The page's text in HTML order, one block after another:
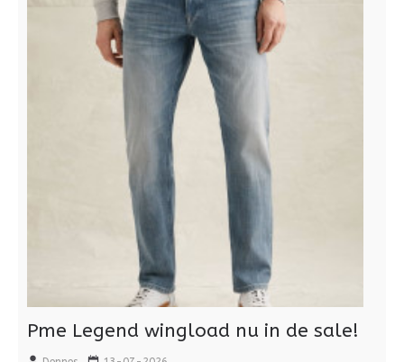
Pme Legend wingload nu in de sale!